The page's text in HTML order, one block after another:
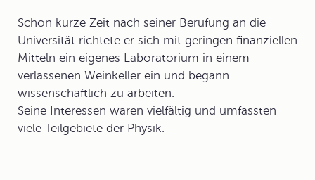
Schon kurze Zeit nach seiner Berufung an die
Universität richtete er sich mit geringen finanziellen
Mitteln ein eigenes Laboratorium in einem
verlassenen Weinkeller ein und begann
wissenschaftlich zu arbeiten.
Seine Interessen waren vielfältig und umfassten
viele Teilgebiete der Physik.